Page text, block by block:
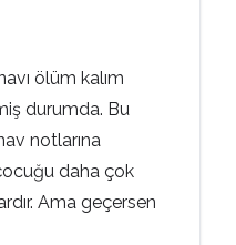
ölüm kalım
durumda. Bu
notlarına
daha çok
Ama geçersen